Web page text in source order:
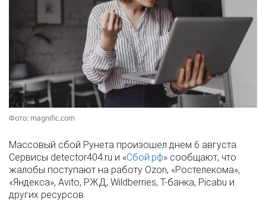
Фото: magnific.com
Массовый сбой Рунета произошел днем 6 августа.
Сервисы detector404.ru и «Сбой.рф» сообщают, что
жалобы поступают на работу Ozon, «Ростелекома»,
«Яндекса», Avito, РЖД, Wildberries, Т-банка, Picabu и
других ресурсов.